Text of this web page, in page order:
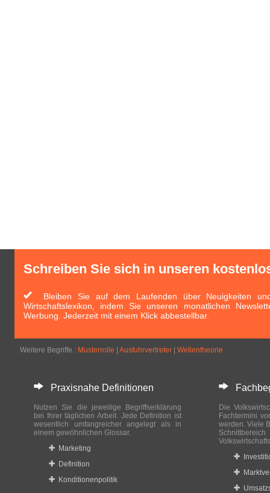
Schreiben Sie sich in unseren
Bleiben Sie auf dem Laufenden über Neuigkeiten
Wirtschaftslexikon, indem Sie unseren monatlichen
Werbung. Jederzeit mit einem Klick abbestellbar.
Weitere Begriffe : Musterrolle Ausfuhrvertreter Wellentheorie
Praxisnahe Definitionen
Nutzen Sie die jeweilige Begriffserklärung
bei Ihrer täglichen Arbeit. Jede Definition ist
wesentlich umfangreicher angelegt als in
einem gewöhnlichen Glossar.
Marketing
Definition
Konditionenpolitik
Die
Fachtermini
werden. Viele